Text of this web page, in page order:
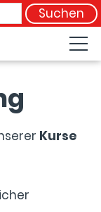
Suchen
Kurse